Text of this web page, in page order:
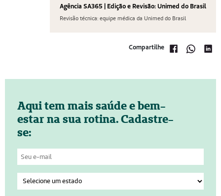
Agência SA365 | Edição e Revisão: Unimed do Brasil
Revisão técnica: equipe médica da Unimed do Brasil
Compartilhe
Aqui tem mais saúde e bem-
estar na sua rotina. Cadastre-
se: